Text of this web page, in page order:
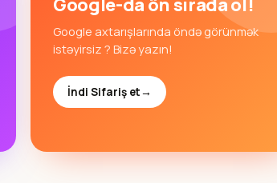
Google-da ön sırada ol!
Google axtarışlarında öndə görünmək
istəyirsiz ? Bizə yazın!
İndi Sifariş et→